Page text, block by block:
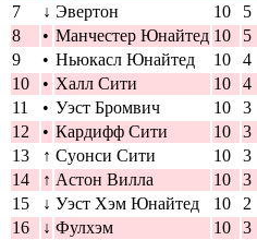
7
↓ Эвертон 10 5
8
• Манчестер Юнайтед 10 5
9
• Ньюкасл Юнайтед 10 4
10
• Халл Сити 10 4
11
• Уэст Бромвич 10 3
12
• Кардифф Сити 10 3
13
↑ Суонси Сити 10 3
14
↑ Астон Вилла 10 3
15
↓ Уэст Хэм Юнайтед 10 2
16
↓ Фулхэм 10 3